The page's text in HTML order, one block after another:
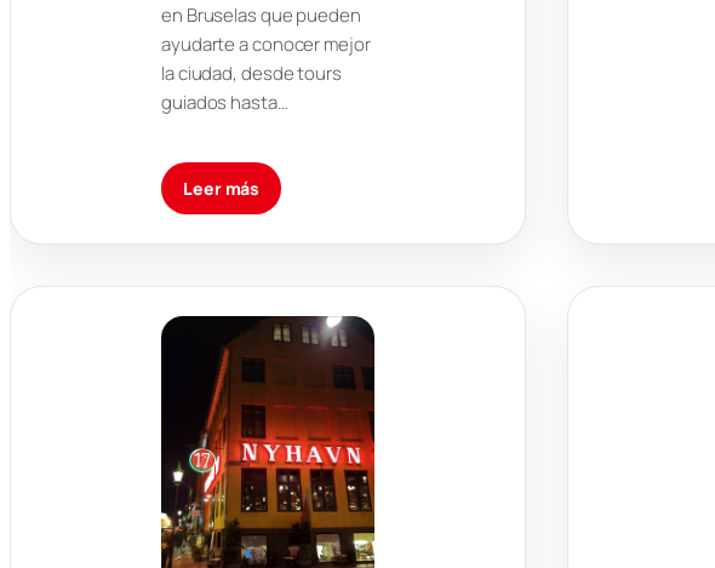
en Bruselas que pueden
ayudarte a conocer mejor
la ciudad, desde tours
guiados hasta…
Leer más